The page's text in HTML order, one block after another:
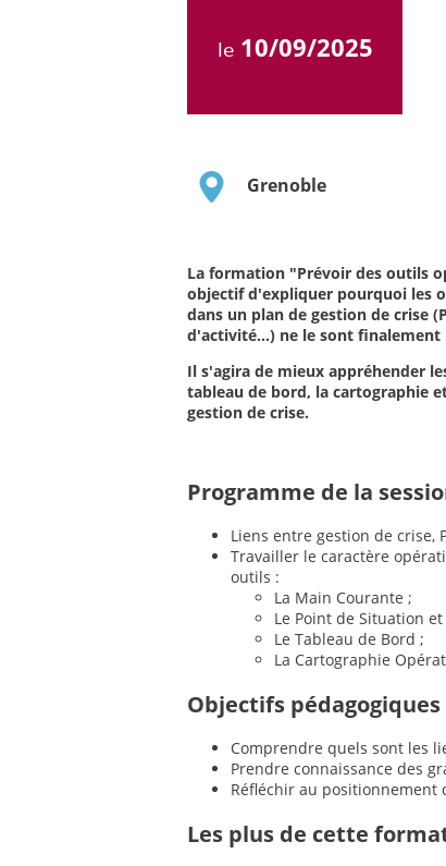
le 10/09/2025
Grenoble
La formation "Prévoir des outils
objectif d'expliquer pourquoi les
dans un plan de gestion de crise
d'activité...) ne le sont finalement
Il s'agira de mieux appréhender
tableau de bord, la cartographie
gestion de crise.
Programme de la
Liens entre gestion de crise,
Travailler le caractère
outils :
La Main Courante ;
Le Point de Situation
Le Tableau de Bord ;
La Cartographie
Objectifs pédagogiques
Comprendre quels sont les
Prendre connaissance des
Réfléchir au positionnement
Les plus de cette